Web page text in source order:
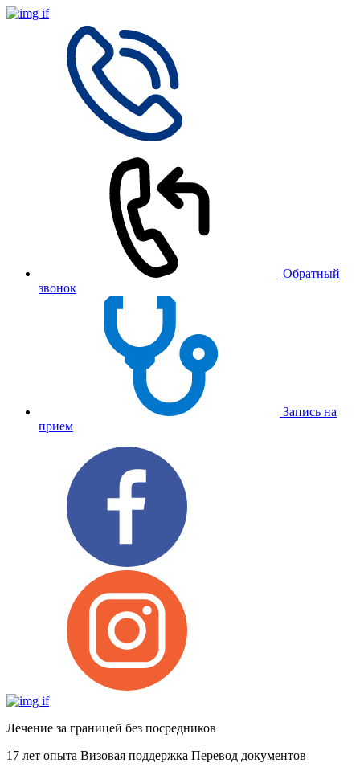
Обратный
звонок
Запись на
прием
Лечение за границей без посредников
17 лет опыта Визовая поддержка Перевод документов